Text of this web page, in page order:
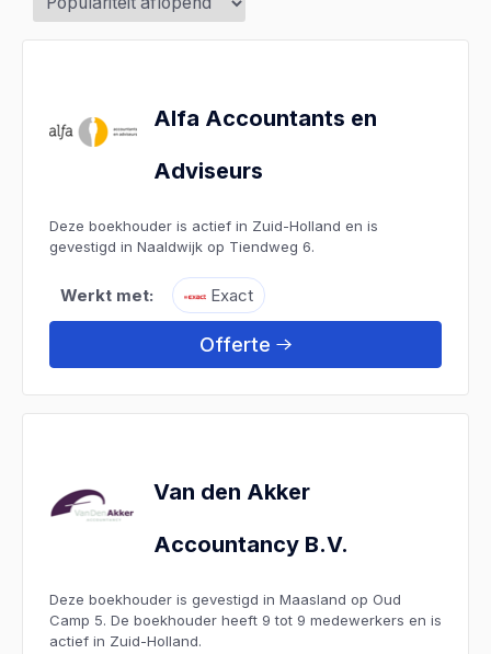
Alfa Accountants en
Adviseurs
Deze boekhouder is actief in Zuid-Holland en is
gevestigd in Naaldwijk op Tiendweg 6.
Werkt met: Exact
Offerte
Van den Akker
Accountancy B.V.
Deze boekhouder is gevestigd in Maasland op Oud
Camp 5. De boekhouder heeft 9 tot 9 medewerkers en is
actief in Zuid-Holland.